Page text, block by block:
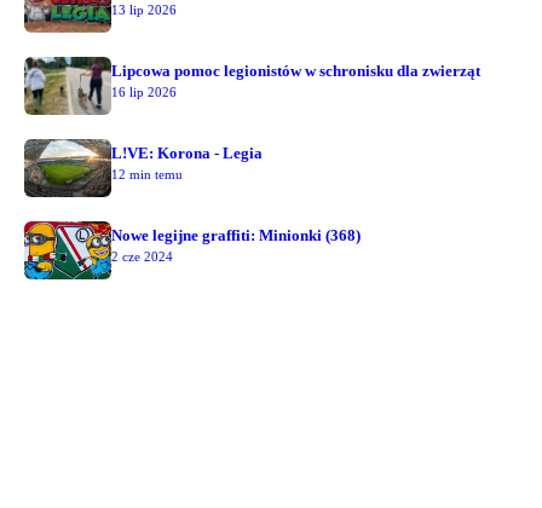
13 lip 2026
Lipcowa pomoc legionistów w schronisku dla zwierząt
16 lip 2026
L!VE: Korona - Legia
12 min temu
Nowe legijne graffiti: Minionki (368)
2 cze 2024